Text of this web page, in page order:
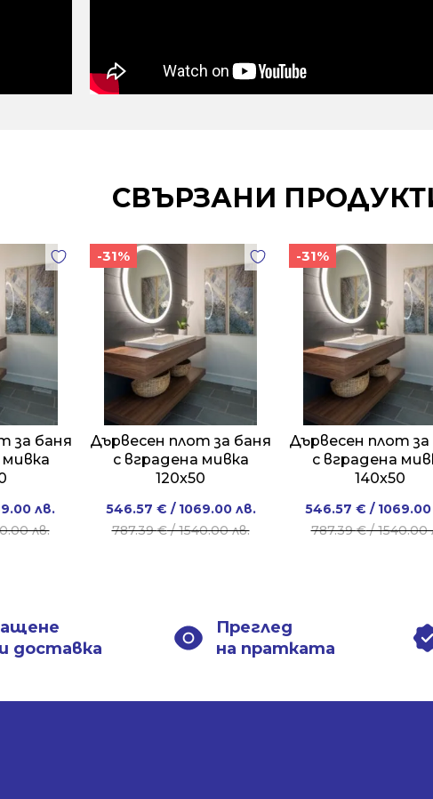
СВЪРЗАНИ
за баня
мивка
лв.
лв.
-31%
Дървесен плот за баня
с вградена мивка
120x50
787.39€/ 1540.00 лв.
Original
price
546.57 € / 1069.00 лв.
Current
price
-31%
Дървесен плот за
с вградена
140x50
787.39€/ 1540.00
price
546.57 € /
price
доставка
Преглед
на пратката